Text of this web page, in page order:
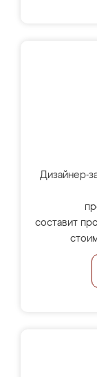
Дизайнер-
составит